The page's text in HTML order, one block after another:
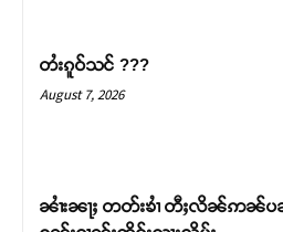
တႃႇႁႂ်ႈသဵင်ၵၢင်ၸႂ်ၵူၼ်းမိူင်း ၵူ
တ်ႇ တူဝ်ႈလုမ်ႈၾႃႉၼၼ်ႉ ၶဝ်ႈ
Donate
တႆးၵူဝ်သင် ???
August 7, 2026
ၼၢႆးၼႃႈ တတ်းၶၢႆ တီႈလိၼ်ဢၼ်ပ